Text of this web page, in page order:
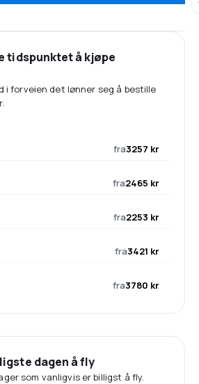
tidspunktet å kjøpe
i forveien det lønner seg å bestille
fra3257 kr
fra2465 kr
fra2253 kr
fra3421 kr
fra3780 kr
dagen å fly
som vanligvis er billigst å fly.